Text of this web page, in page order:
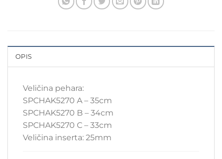
OPIS
Veličina pehara:
SPCHAK5270 A – 35cm
SPCHAK5270 B – 34cm
SPCHAK5270 C – 33cm
Veličina inserta: 25mm